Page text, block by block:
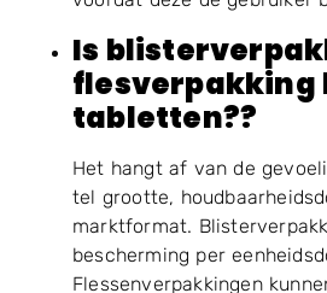
Is
flesverpakking
tabletten??
Het hangt af van de
tel grootte,
marktformat.
bescherming per
Flessenverpakkingen